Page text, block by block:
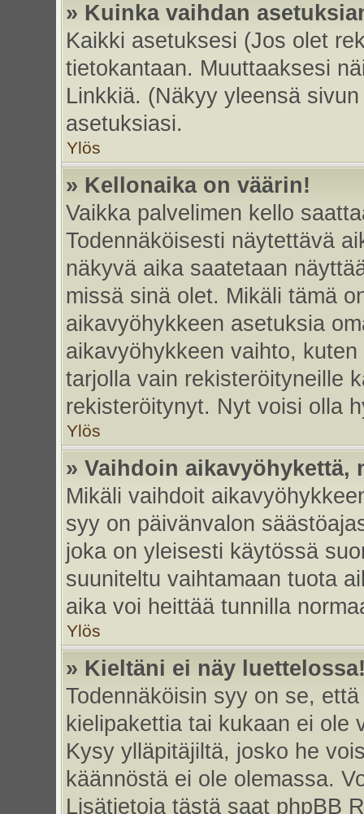
» Kuinka vaihdan
Kaikki asetuksesi (Jos olet
tietokantaan. Muuttaaksesi
Linkkiä. (Näkyy yleensä
asetuksiasi.
Ylös
» Kellonaika on väärin!
Vaikka palvelimen kello
Todennäköisesti näytettävä
näkyvä aika saatetaan
missä sinä olet. Mikäli tämä
aikavyöhykkeen asetuksia
aikavyöhykkeen vaihto,
tarjolla vain rekisteröityneille
rekisteröitynyt. Nyt voisi olla
Ylös
» Vaihdoin
Mikäli vaihdoit
syy on päivänvalon
joka on yleisesti käytössä
suuniteltu vaihtamaan tuota
aika voi heittää tunnilla
Ylös
» Kieltäni ei näy
Todennäköisin syy on se,
kielipakettia tai kukaan ei ole
Kysy ylläpitäjiltä, josko he
käännöstä ei ole olemassa.
Lisätietoja tästä saat phpBB